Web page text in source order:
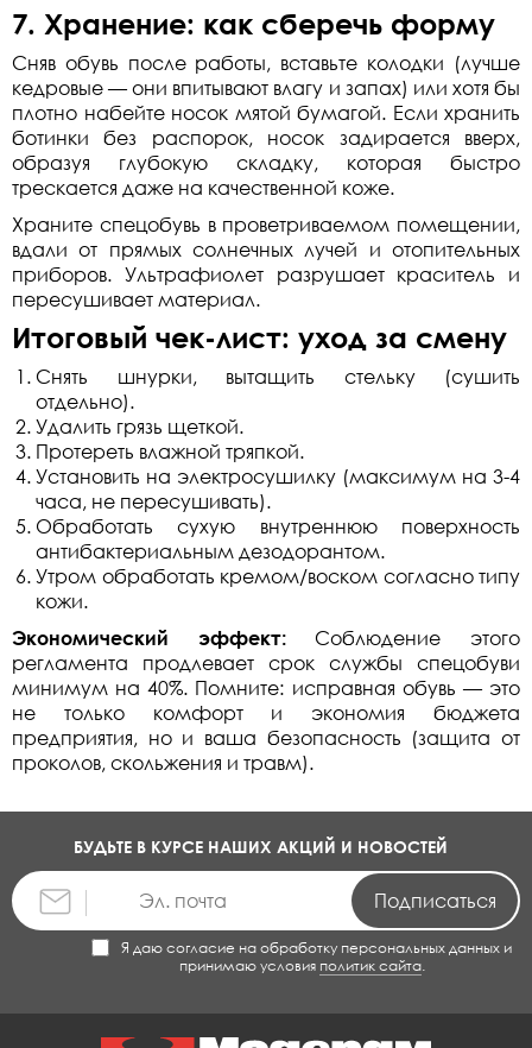
7. Хранение: как сберечь форму
Сняв обувь после работы, вставьте колодки (лучше
кедровые — они впитывают влагу и запах) или хотя бы
плотно набейте носок мятой бумагой. Если хранить
ботинки без распорок, носок задирается вверх,
образуя глубокую складку, которая быстро
трескается даже на качественной коже.
Храните спецобувь в проветриваемом помещении,
вдали от прямых солнечных лучей и отопительных
приборов. Ультрафиолет разрушает краситель и
пересушивает материал.
Итоговый чек-лист: уход за смену
Снять шнурки, вытащить стельку (сушить
отдельно).
Удалить грязь щеткой.
Протереть влажной тряпкой.
Установить на электросушилку (максимум на 3-4
часа, не пересушивать).
Обработать сухую внутреннюю поверхность
антибактериальным дезодорантом.
Утром обработать кремом/воском согласно типу
кожи.
Экономический эффект:Соблюдение этого
регламента продлевает срок службы спецобуви
минимум на 40%. Помните: исправная обувь — это
не только комфорт и экономия бюджета
предприятия, но и ваша безопасность (защита от
проколов, скольжения и травм).
БУДЬТЕ В КУРСЕ НАШИХ АКЦИЙ И НОВОСТЕЙ
Я даю согласие на обработку персональных данных и
принимаю условия политик сайта.